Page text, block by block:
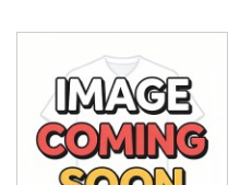
Korta byxor)